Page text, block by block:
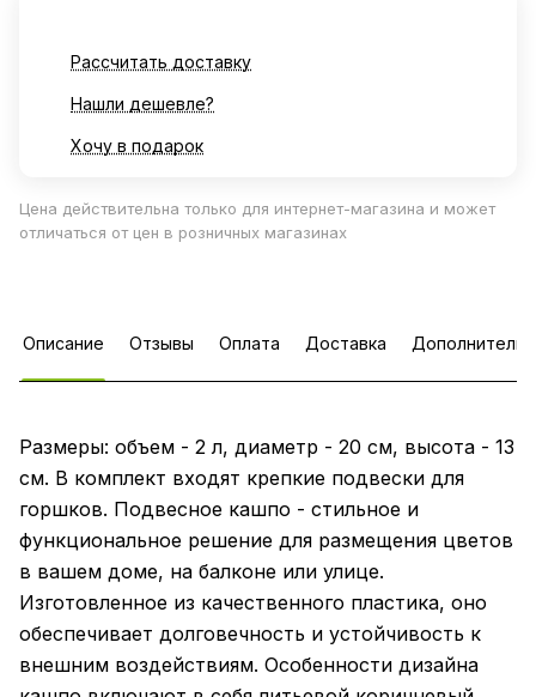
Рассчитать доставку
Нашли дешевле?
Хочу в подарок
Цена действительна только для интернет-магазина и может
отличаться от цен в розничных магазинах
Описание Отзывы Оплата Доставка
Размеры: объем - 2 л, диаметр - 20 см, высота - 13
см. В комплект входят крепкие подвески для
горшков. Подвесное кашпо - стильное и
функциональное решение для размещения цветов
в вашем доме, на балконе или улице.
Изготовленное из качественного пластика, оно
обеспечивает долговечность и устойчивость к
внешним воздействиям. Особенности дизайна